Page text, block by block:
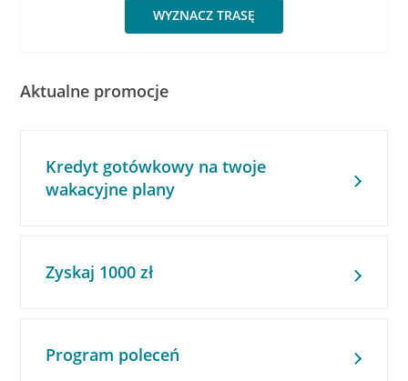
WYZNACZ TRASĘ
Aktualne promocje
Kredyt gotówkowy na twoje
wakacyjne plany
Zyskaj 1000 zł
Program poleceń